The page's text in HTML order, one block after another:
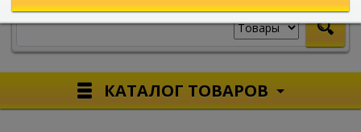
КАТАЛОГ ТОВАРОВ